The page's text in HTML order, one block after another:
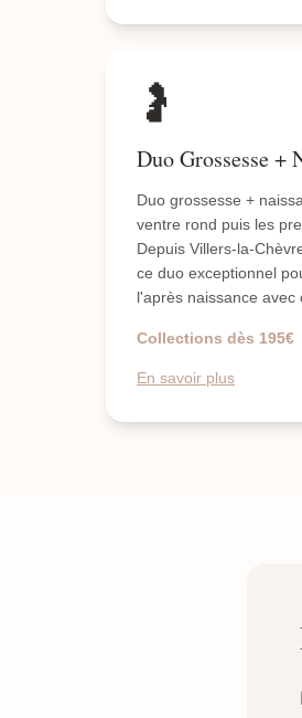
🤰
Duo Grossesse +
Duo grossesse +
ventre rond puis les
Depuis Villers-la-
ce duo exceptionnel
l'après naissance avec
Collections dès 195€
En savoir plus